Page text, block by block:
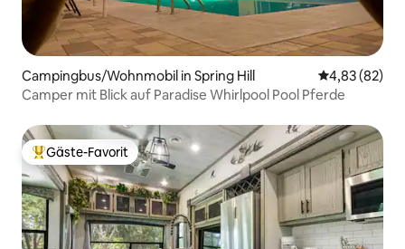
Campingbus/Wohnmobil in Spring Hill
4,83 (82)
Camper mit Blick auf Paradise Whirlpool Pool Pferde
Beliebter Gäste-Favorit.
Gäste-Favorit